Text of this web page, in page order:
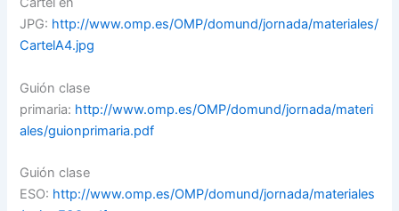
JPG: http://www.omp.es/OMP/domund/jornada/materiales/
CartelA4.jpg
Guión clase
primaria: http://www.omp.es/OMP/domund/jornada/materi
ales/guionprimaria.pdf
Guión clase
ESO: http://www.omp.es/OMP/domund/jornada/materiales